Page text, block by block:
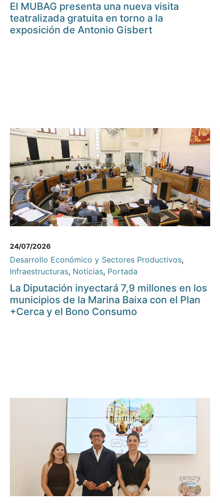
El MUBAG presenta una nueva visita
teatralizada gratuita en torno a la
exposición de Antonio Gisbert
24/07/2026
Desarrollo Económico y Sectores Productivos,
Infraestructuras, Noticias, Portada
La Diputación inyectará 7,9 millones en los
municipios de la Marina Baixa con el Plan
+Cerca y el Bono Consumo